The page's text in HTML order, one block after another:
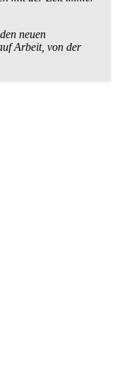
neuen
Arbeit, von der